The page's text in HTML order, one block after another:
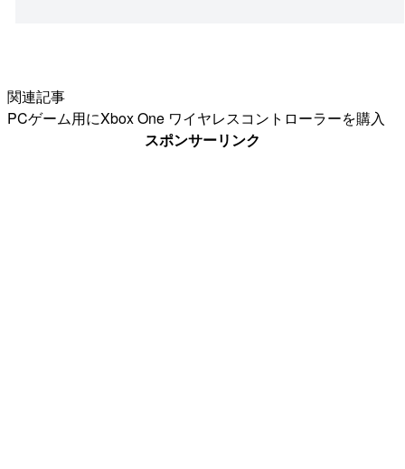
関連記事
PCゲーム用にXbox One ワイヤレスコントローラーを購入
スポンサーリンク